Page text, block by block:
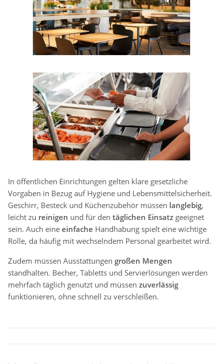
In öffentlichen Einrichtungen gelten klare gesetzliche
Vorgaben in Bezug auf Hygiene und Lebensmittelsicherheit.
Geschirr, Besteck und Küchenzubehör müssen langlebig,
leicht zu reinigen und für den täglichen Einsatz geeignet
sein. Auch eine einfache Handhabung spielt eine wichtige
Rolle, da häufig mit wechselndem Personal gearbeitet wird.
Zudem müssen Ausstattungen großen Mengen
standhalten. Becher, Tabletts und Servierlösungen werden
mehrfach täglich genutzt und müssen zuverlässig
funktionieren, ohne schnell zu verschleißen.